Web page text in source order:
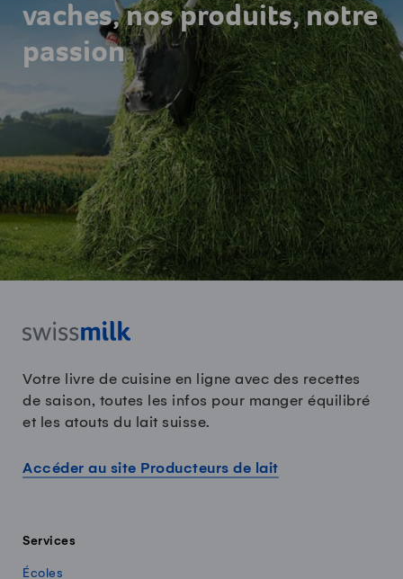
vaches, nos produits, notre
passion
Votre livre de cuisine en ligne avec des recettes
de saison, toutes les infos pour manger équilibré
et les atouts du lait suisse.
Accéder au site Producteurs de lait
Services
Écoles